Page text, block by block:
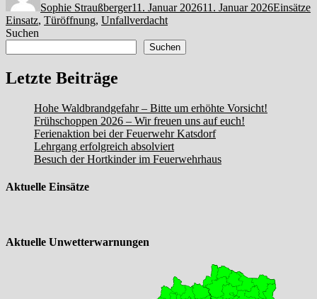
Sophie Straußberger11. Januar 202611. Januar 2026Einsätze
Einsatz, Türöffnung, Unfallverdacht
Suchen
Suchen
Letzte Beiträge
Hohe Waldbrandgefahr – Bitte um erhöhte Vorsicht!
Frühschoppen 2026 – Wir freuen uns auf euch!
Ferienaktion bei der Feuerwehr Katsdorf
Lehrgang erfolgreich absolviert
Besuch der Hortkinder im Feuerwehrhaus
Aktuelle Einsätze
Aktuelle Unwetterwarnungen